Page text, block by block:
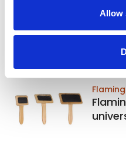
Allow
zelfde
€11,95